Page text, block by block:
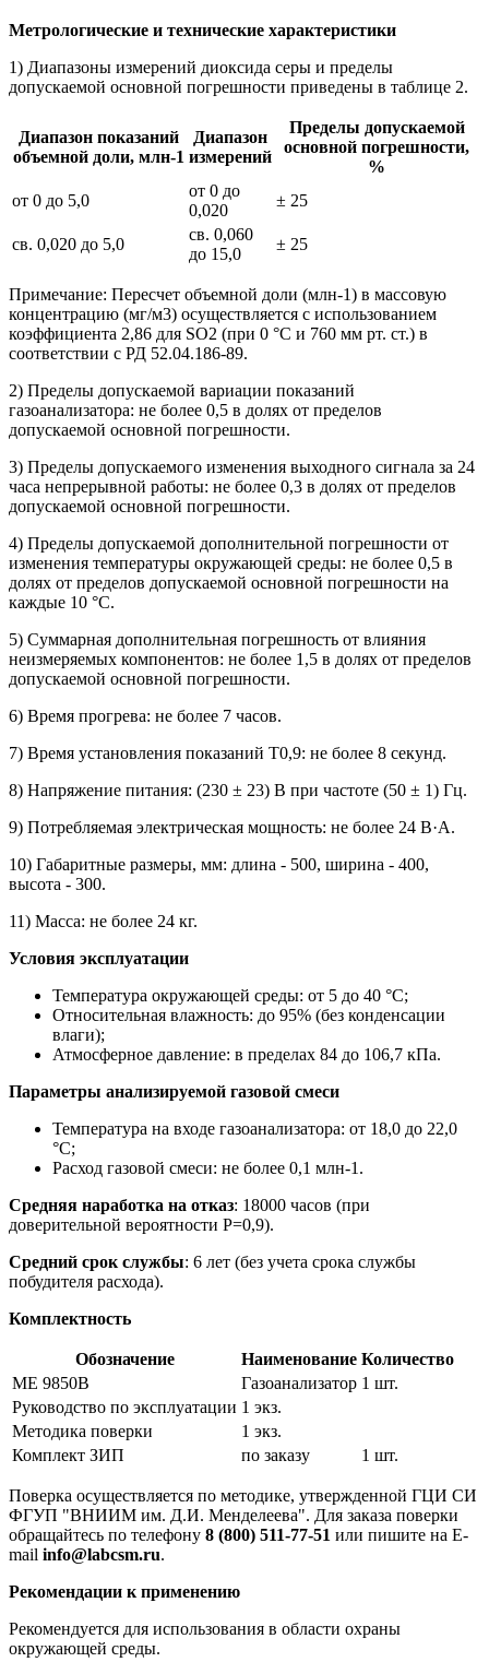
Метрологические и технические характеристики
1) Диапазоны измерений диоксида серы и пределы
допускаемой основной погрешности приведены в таблице 2.
Диапазон показаний
объемной доли, млн-1
Диапазон
измерений
Пределы допускаемой
основной погрешности,
%
от 0 до 5,0
от 0 до
0,020
± 25
св. 0,020 до 5,0
св. 0,060
до 15,0
± 25
Примечание: Пересчет объемной доли (млн-1) в массовую
концентрацию (мг/м3) осуществляется с использованием
коэффициента 2,86 для SO2 (при 0 °C и 760 мм рт. ст.) в
соответствии с РД 52.04.186-89.
2) Пределы допускаемой вариации показаний
газоанализатора: не более 0,5 в долях от пределов
допускаемой основной погрешности.
3) Пределы допускаемого изменения выходного сигнала за 24
часа непрерывной работы: не более 0,3 в долях от пределов
допускаемой основной погрешности.
4) Пределы допускаемой дополнительной погрешности от
изменения температуры окружающей среды: не более 0,5 в
долях от пределов допускаемой основной погрешности на
каждые 10 °C.
5) Суммарная дополнительная погрешность от влияния
неизмеряемых компонентов: не более 1,5 в долях от пределов
допускаемой основной погрешности.
6) Время прогрева: не более 7 часов.
7) Время установления показаний Т0,9: не более 8 секунд.
8) Напряжение питания: (230 ± 23) В при частоте (50 ± 1) Гц.
9) Потребляемая электрическая мощность: не более 24 В·А.
10) Габаритные размеры, мм: длина - 500, ширина - 400,
высота - 300.
11) Масса: не более 24 кг.
Условия эксплуатации
Температура окружающей среды: от 5 до 40 °C;
Относительная влажность: до 95% (без конденсации
влаги);
Атмосферное давление: в пределах 84 до 106,7 кПа.
Параметры анализируемой газовой смеси
Температура на входе газоанализатора: от 18,0 до 22,0
°C;
Расход газовой смеси: не более 0,1 млн-1.
Средняя наработка на отказ: 18000 часов (при
доверительной вероятности Р=0,9).
Средний срок службы: 6 лет (без учета срока службы
побудителя расхода).
Комплектность
Обозначение Наименование Количество
ME 9850В
Газоанализатор 1 шт.
Руководство по эксплуатации 1 экз.
Методика поверки
1 экз.
Комплект ЗИП
по заказу 1 шт.
Поверка осуществляется по методике, утвержденной ГЦИ СИ
ФГУП "ВНИИМ им. Д.И. Менделеева". Для заказа поверки
обращайтесь по телефону 8 (800) 511-77-51 или пишите на E-
mail info@labcsm.ru.
Рекомендации к применению
Рекомендуется для использования в области охраны
окружающей среды.